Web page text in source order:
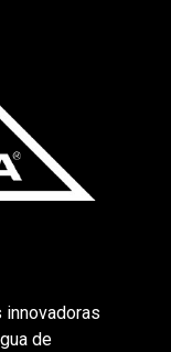
innovadoras
de